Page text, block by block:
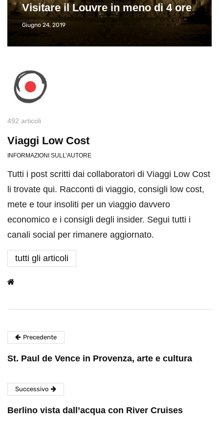
Visitare il Louvre in meno di 4 ore
Giugno 24, 2019
492 articoli
Viaggi Low Cost
INFORMAZIONI SULL'AUTORE
Tutti i post scritti dai collaboratori di Viaggi Low Cost
li trovate qui. Racconti di viaggio, consigli low cost,
mete e tour insoliti per un viaggio davvero
economico e i consigli degli insider. Segui tutti i
canali social per rimanere aggiornato.
tutti gli articoli
Precedente
St. Paul de Vence in Provenza, arte e cultura
Successivo
Berlino vista dall’acqua con River Cruises